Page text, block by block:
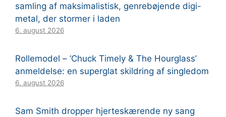
samling af maksimalistisk, genrebøjende digi-
metal, der stormer i laden
6. august 2026
Rollemodel – ‘Chuck Timely & The Hourglass’
anmeldelse: en superglat skildring af singledom
6. august 2026
Sam Smith dropper hjerteskærende ny sang